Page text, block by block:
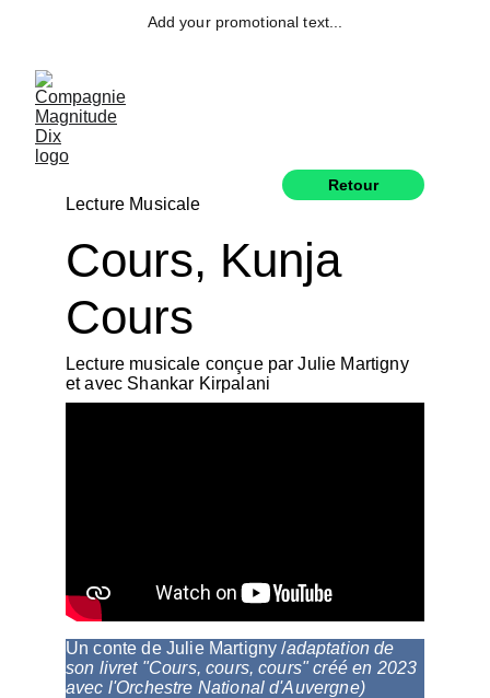
Add your promotional text...
Lecture Musicale
Cours, Kunja
Cours
Un conte de Julie Martigny /adaptation de
son livret "Cours, cours, cours" créé en 2023
avec l'Orchestre National d'Auvergne)
Lecture musicale conçue par Julie Martigny
et avec Shankar Kirpalani
Retour